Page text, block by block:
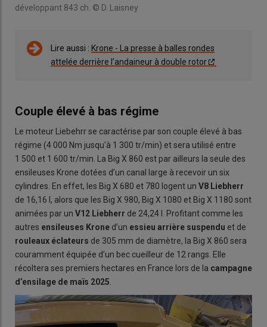
développant 843 ch. © D. Laisney
Lire aussi : Krone - La presse à balles rondes
attelée derrière l’andaineur à double rotor
Couple élevé à bas régime
Le moteur Liebehrr se caractérise par son couple élevé à bas
régime (4 000 Nm jusqu'à 1 300 tr/min) et sera utilisé entre
1 500 et 1 600 tr/min. La Big X 860 est par ailleurs la seule des
ensileuses Krone dotées d’un canal large à recevoir un six
cylindres. En effet, les Big X 680 et 780 logent un V8 Liebherr
de 16,16 l, alors que les Big X 980, Big X 1080 et Big X 1180 sont
animées par un V12 Liebherr de 24,24 l. Profitant comme les
autres ensileuses Krone d’un essieu arrière suspendu et de
rouleaux éclateurs de 305 mm de diamètre, la Big X 860 sera
couramment équipée d’un bec cueilleur de 12 rangs. Elle
récoltera ses premiers hectares en France lors de la campagne
d’ensilage de maïs 2025